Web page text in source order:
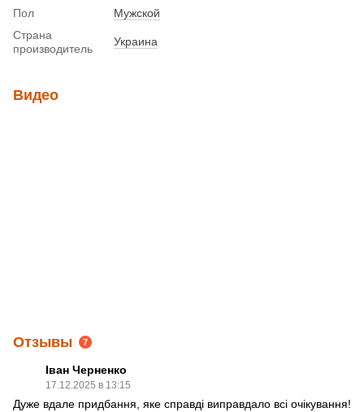
Пол
Мужской
Страна
производитель
Украина
Видео
Отзывы 7
Іван Черненко
17.12.2025 в 13:15
Дуже вдале придбання, яке справді виправдало всі очікування!